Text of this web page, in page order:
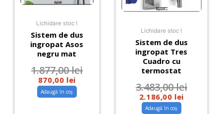
Lichidare stoc !
Sistem de dus
ingropat Asos
negru mat
1.877,00lei
870,00 lei
Adaugă în coș
Lichidare stoc !
Sistem de dus
ingropat Tres
Cuadro cu
termostat
3.483,00lei
2.186,00 lei
Adaugă în coș